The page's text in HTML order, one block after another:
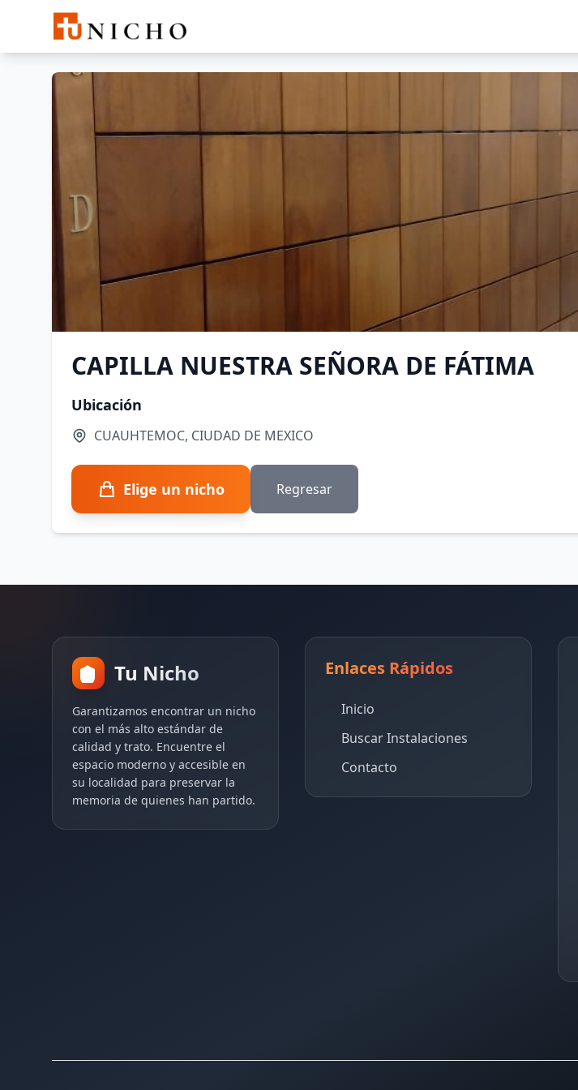
Buscar
CAPILLA NUESTRA SEÑORA DE FÁTIMA
Ubicación
CUAUHTEMOC, CIUDAD DE MEXICO
Elige un nicho Regresar
Tu Nicho
Garantizamos encontrar un nicho
con el más alto estándar de
calidad y trato. Encuentre el
espacio moderno y accesible en
su localidad para preservar la
memoria de quienes han partido.
Enlaces Rápidos
Inicio
Buscar Instalaciones
Contacto